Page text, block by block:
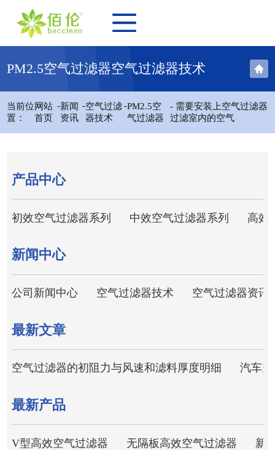
PM2.5空气过滤器空气过滤器技术
当前位
置：
网站
首页
-新闻
资讯
-空气过滤
器技术
-PM2.5空
气过滤器
- 需要安装上空气过滤器
过滤室内的空气
产品中心
初效空气过滤器系列 中效空气过滤器系列 高效
新闻中心
公司新闻中心 空气过滤器技术 空气过滤器资讯
最新文章
空气过滤器的初阻力与风速和滤料厚度明细 汽车
最新产品
V型高效空气过滤器 无隔板高效空气过滤器 新